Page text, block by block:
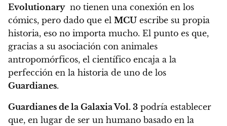
Evolutionaryno tienen una conexión en los
cómics, pero dado que el MCU escribe su propia
historia, eso no importa mucho. El punto es que,
gracias a su asociación con animales
antropomórficos, el científico encaja a la
perfección en la historia de uno de los
Guardianes.
Guardianes de la Galaxia Vol. 3 podría establecer
que, en lugar de ser un humano basado en la